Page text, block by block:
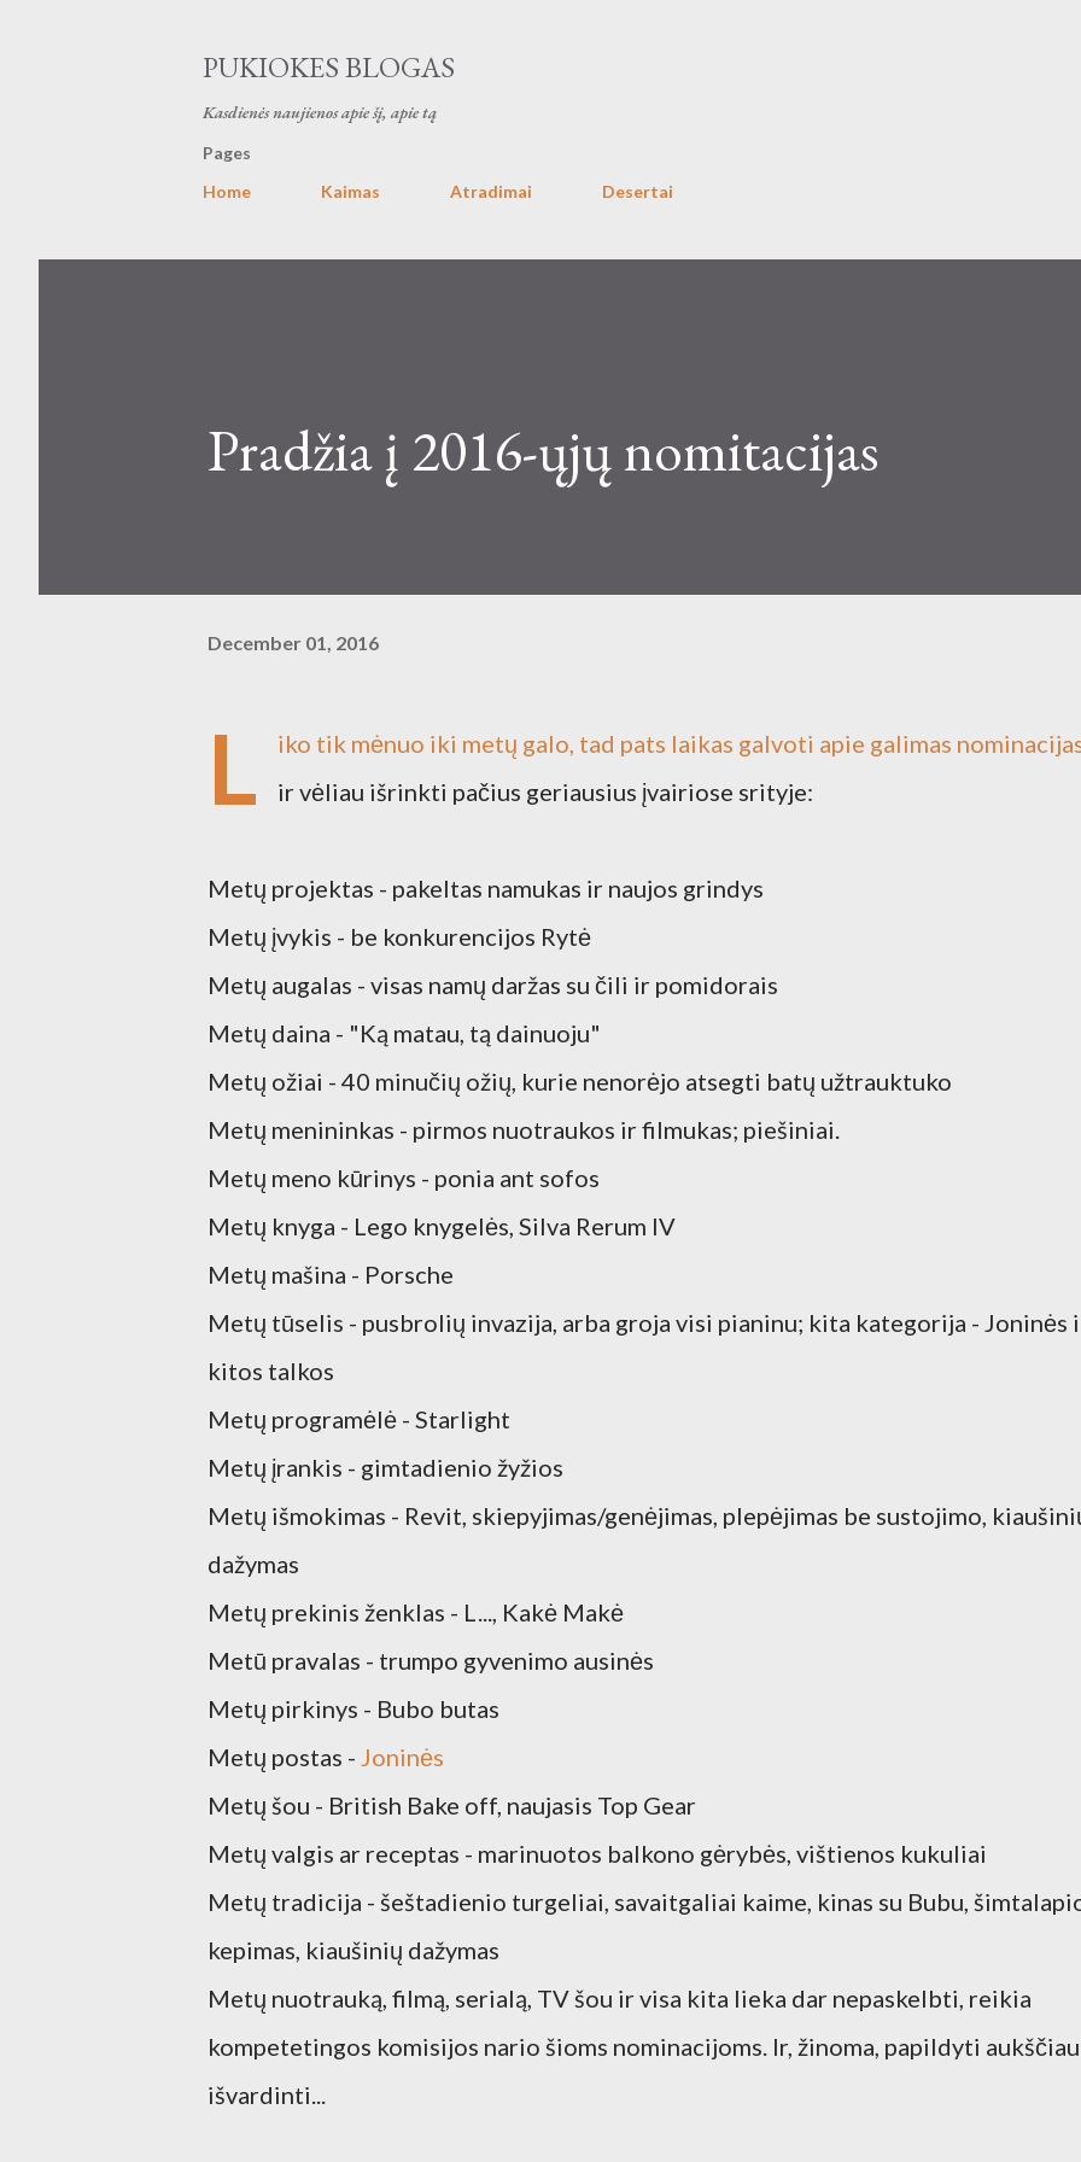
PUKIOKES BLOGAS
Kasdienės naujienos apie šį, apie tą
Pages
Home
Kaimas Atradimai Desertai
Pradžia į 2016-ųjų nomitacijas
December 01, 2016
L
iko tik mėnuo iki metų galo, tad pats laikas galvoti apie galimas
ir vėliau išrinkti pačius geriausius įvairiose srityje:
Metų projektas - pakeltas namukas ir naujos grindys
Metų įvykis - be konkurencijos Rytė
Metų augalas - visas namų daržas su čili ir pomidorais
Metų daina - "Ką matau, tą dainuoju"
Metų ožiai - 40 minučių ožių, kurie nenorėjo atsegti batų užtrauktuko
Metų menininkas - pirmos nuotraukos ir filmukas; piešiniai.
Metų meno kūrinys - ponia ant sofos
Metų knyga - Lego knygelės, Silva Rerum IV
Metų mašina - Porsche
Metų tūselis - pusbrolių invazija, arba groja visi pianinu; kita kategorija - Joninės
kitos talkos
Metų programėlė - Starlight
Metų įrankis - gimtadienio žyžios
Metų išmokimas - Revit, skiepyjimas/genėjimas, plepėjimas be sustojimo,
dažymas
Metų prekinis ženklas - L..., Kakė Makė
Metū pravalas - trumpo gyvenimo ausinės
Metų pirkinys - Bubo butas
Metų postas - Joninės
Metų šou - British Bake off, naujasis Top Gear
Metų valgis ar receptas - marinuotos balkono gėrybės, vištienos kukuliai
Metų tradicija - šeštadienio turgeliai, savaitgaliai kaime, kinas su Bubu,
kepimas, kiaušinių dažymas
Metų nuotrauką, filmą, serialą, TV šou ir visa kita lieka dar nepaskelbti, reikia
kompetetingos komisijos nario šioms nominacijoms. Ir, žinoma, papildyti aukščiau
išvardinti...